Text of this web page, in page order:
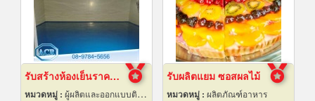
รับสร้างห้องเย็นราคาถูก
หมวดหมู่ : ผู้ผลิตและออกแบบติดตั้งห้องเย็น
รับผลิตแยม ซอสผลไม้
หมวดหมู่ : ผลิตภัณฑ์อาหาร